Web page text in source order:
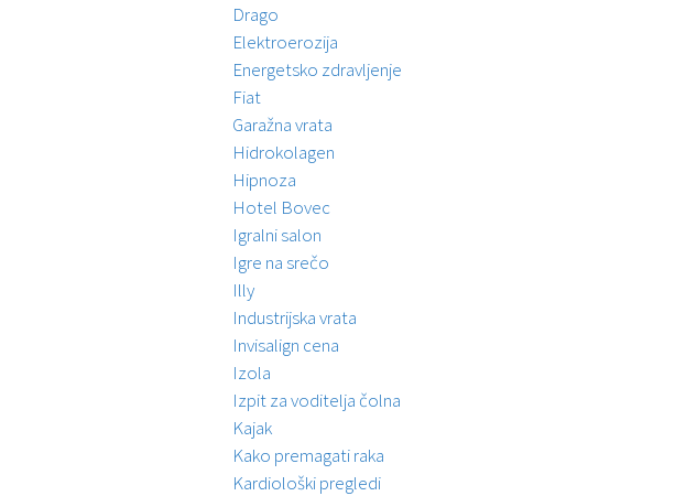
Drago
Elektroerozija
Energetsko zdravljenje
Fiat
Garažna vrata
Hidrokolagen
Hipnoza
Hotel Bovec
Igralni salon
Igre na srečo
Illy
Industrijska vrata
Invisalign cena
Izola
Izpit za voditelja čolna
Kajak
Kako premagati raka
Kardiološki pregledi